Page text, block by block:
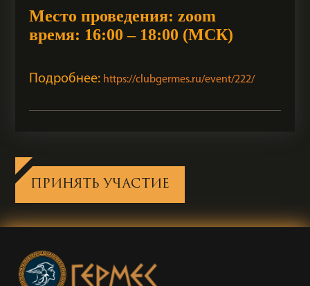
Место проведения: zoom
время: 16:00 – 18:00 (МСК)
Подробнее: https://clubgermes.ru/event/222/
ПРИНЯТЬ УЧАСТИЕ